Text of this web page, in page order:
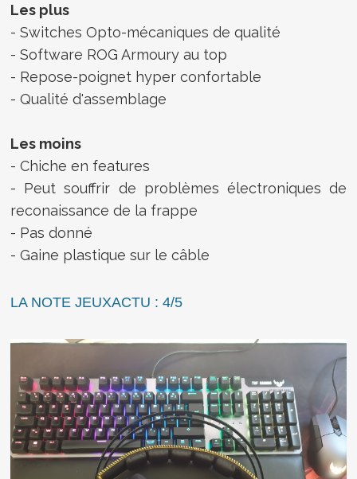
Les plus
- Switches Opto-mécaniques de qualité
- Software ROG Armoury au top
- Repose-poignet hyper confortable
- Qualité d'assemblage
Les moins
- Chiche en features
- Peut souffrir de problèmes électroniques de
reconaissance de la frappe
- Pas donné
- Gaine plastique sur le câble
LA NOTE JEUXACTU : 4/5